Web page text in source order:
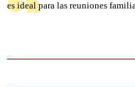
es ideal para las reuniones